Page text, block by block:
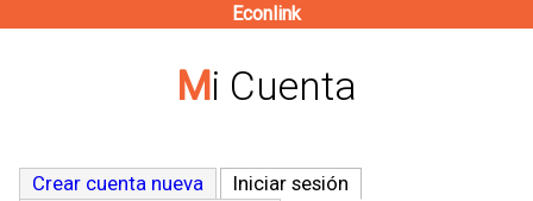
contenido
Econlink
Mi Cuenta
Crear cuenta nueva Iniciar sesión